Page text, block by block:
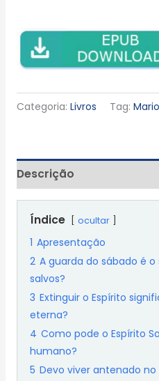
Categoria: Livros Tag:
Descrição
Índice ocultar
1 Apresentação
2 A guarda do sábado é
salvos?
3 Extinguir o Espírito
eterna?
4 Como pode o Espírito
humano?
5 Devo viver antenado